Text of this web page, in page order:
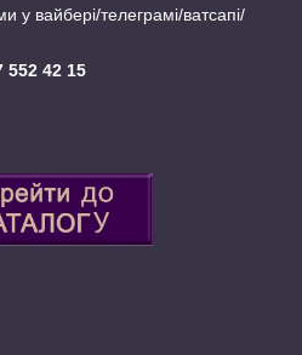
у вайбері/телеграмі/ватсапі/
552 42 15